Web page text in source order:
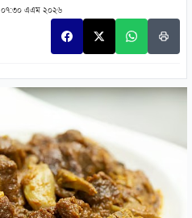
০৭:৩০ এএম ২০২৬